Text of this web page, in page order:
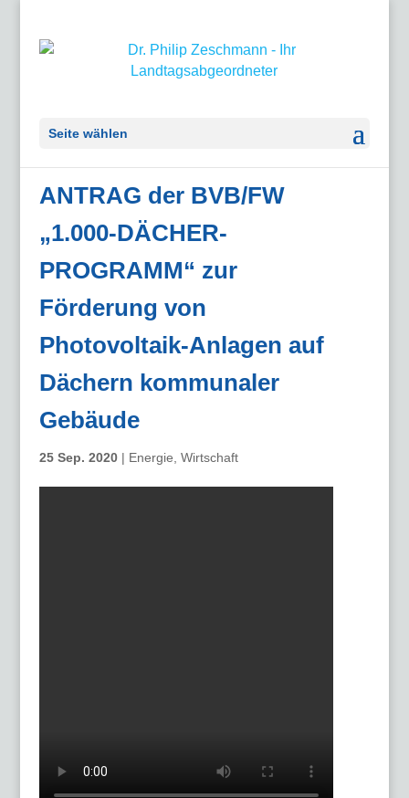
Seite wählen
ANTRAG der BVB/FW
„1.000-DÄCHER-
PROGRAMM“ zur
Förderung von
Photovoltaik-Anlagen auf
Dächern kommunaler
Gebäude
25 Sep. 2020| Energie Wirtschaft